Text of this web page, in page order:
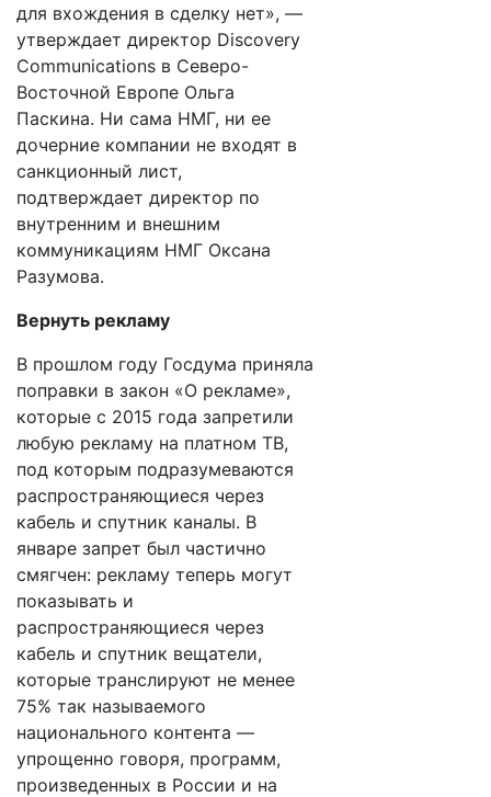
для вхождения в сделку нет», —​
утверждает директор Discovery
Communications в Северо-
Восточной Европе Ольга
Паскина. Ни сама НМГ, ни ее
дочерние компании не входят в
санкционный лист,
подтверждает директор по
внутренним и внешним
коммуникациям НМГ Оксана
Разумова.
Вернуть рекламу
В прошлом году Госдума приняла
поправки в закон «О рекламе»,
которые с 2015 года запретили
любую рекламу на платном ТВ,
под которым подразумеваются
распространяющиеся через
кабель и спутник каналы. В
январе запрет был частично
смягчен: рекламу теперь могут
показывать и
распространяющиеся через
кабель и спутник вещатели,
которые транслируют не менее
75% так называемого
национального контента —
упрощенно говоря, программ,
произведенных в России и на